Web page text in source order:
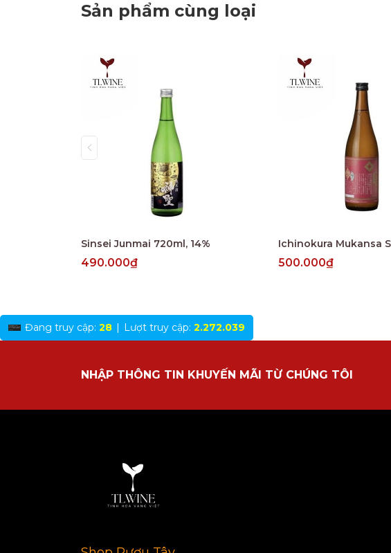
Sản phẩm cùng loại
Sinsei Junmai 720ml, 14%
490.000₫ 500.000₫
Đang truy cập: 28 | Lượt truy cập: 2.272.039
NHẬP THÔNG TIN KHUYẾN MÃI TỪ CHÚNG TÔI